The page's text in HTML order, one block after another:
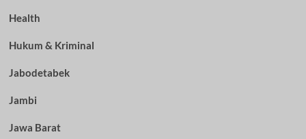
Health
Hukum & Kriminal
Jabodetabek
Jambi
Jawa Barat